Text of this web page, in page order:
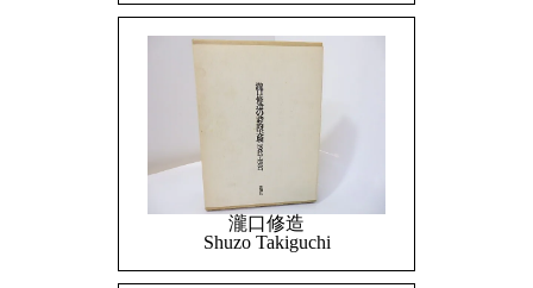
瀧口修造
Shuzo Takiguchi